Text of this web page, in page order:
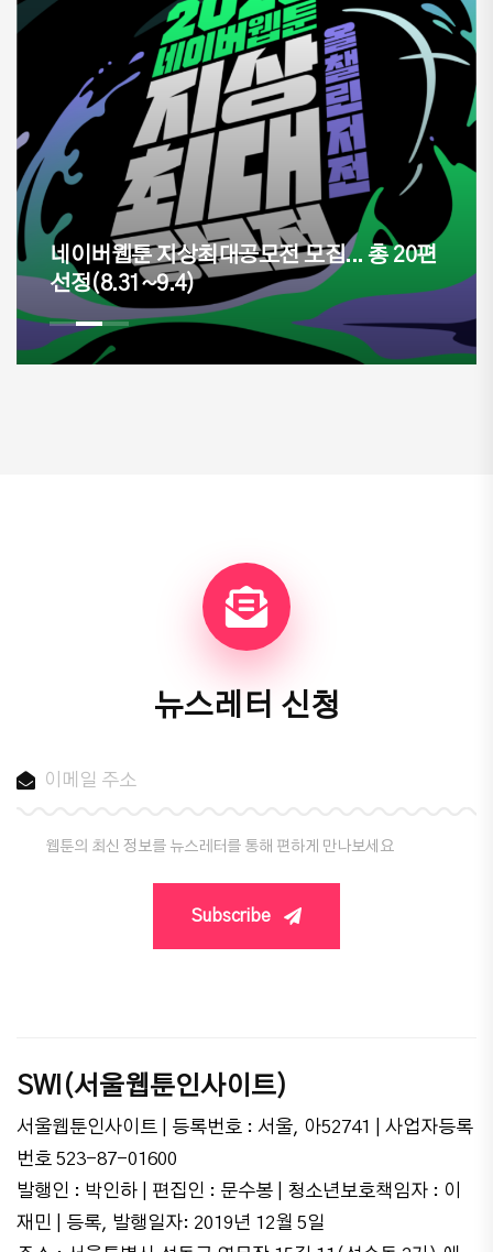
총 20편
웹툰 작가 및 PD 양성 교육, 상상비
미 4기 하반기 교육생 모집
뉴스레터 신청
웹툰의 최신 정보를 뉴스레터를 통해 편하게 만나보세요
Subscribe
SWI(서울웹툰인사이트)
서울웹툰인사이트 | 등록번호 : 서울, 아52741 | 사업자등록
번호 523-87-01600
발행인 : 박인하 | 편집인 : 문수봉 | 청소년보호책임자 : 이
재민 | 등록, 발행일자: 2019년 12월 5일